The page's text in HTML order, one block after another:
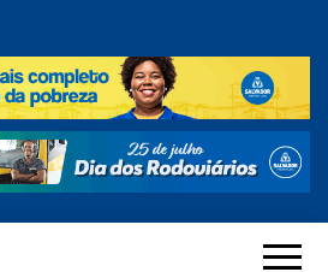
Magazine
do Rio
e
região!